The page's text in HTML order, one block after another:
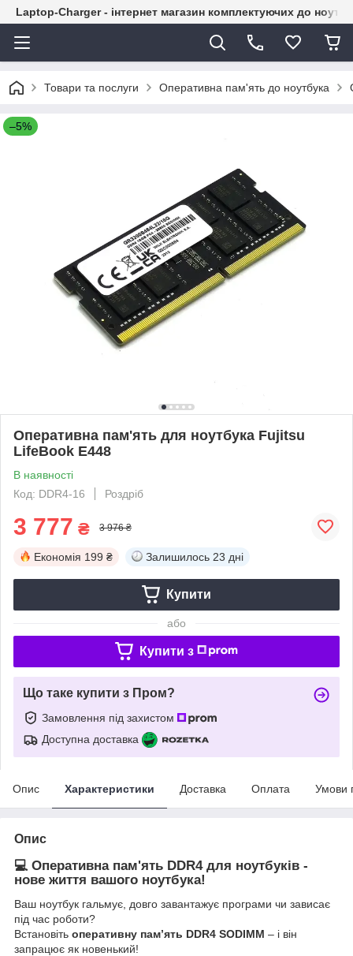
Laptop-Charger - інтернет магазин комплектуючих до
Товари та послуги Оперативна пам'ять до ноутбука
–5%
Оперативна пам'ять для ноутбука Fujitsu
LifeBook E448
В наявності
Код: DDR4-16
Роздріб
3 777 ₴ 3 976 ₴
Економія 199 ₴ Залишилось 23 дні
Купити
або
Купити з
Що таке купити з Пром?
Замовлення під захистом
Доступна доставка
Опис Характеристики Доставка Оплата Умови
Опис
💻 Оперативна пам'ять DDR4 для ноутбуків -
нове життя вашого ноутбука!
Ваш ноутбук гальмує, довго завантажує програми чи зависає
під час роботи?
Встановіть оперативну пам’ять DDR4 SODIMM – і він
запрацює як новенький!